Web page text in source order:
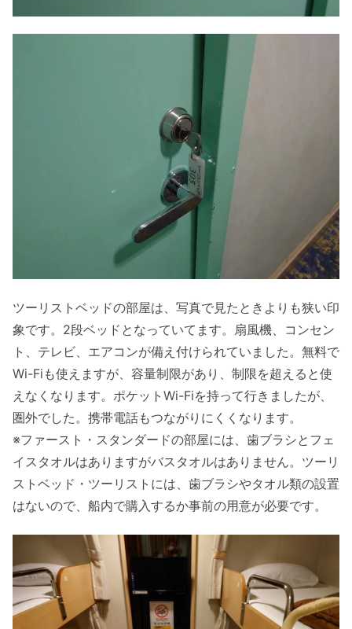
ツーリストベッドの部屋は、写真で見たときよりも狭い印
象です。2段ベッドとなっていてます。扇風機、コンセン
ト、テレビ、エアコンが備え付けられていました。無料で
Wi-Fiも使えますが、容量制限があり、制限を超えると使
えなくなります。ポケットWi-Fiを持って行きましたが、
圏外でした。携帯電話もつながりにくくなります。
※ファースト・スタンダードの部屋には、歯ブラシとフェ
イスタオルはありますがバスタオルはありません。ツーリ
ストベッド・ツーリストには、歯ブラシやタオル類の設置
はないので、船内で購入するか事前の用意が必要です。